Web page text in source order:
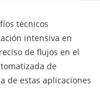
técnicos
intensiva en
de flujos en el
de
de estas aplicaciones